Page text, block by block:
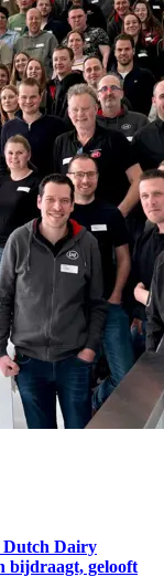
Dutch Dairy
bijdraagt, gelooft